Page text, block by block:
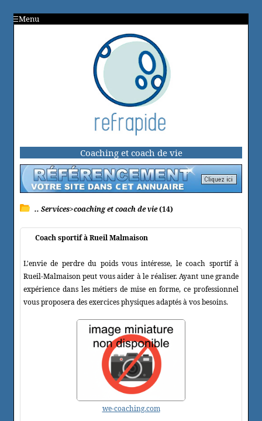
Menu
Coaching et coach de vie
.. Services>coaching et coach de vie(14)
Coach sportif à Rueil Malmaison
L'envie de perdre du poids vous intéresse, le coach sportif à
Rueil-Malmaison peut vous aider à le réaliser. Ayant une grande
expérience dans les métiers de mise en forme, ce professionnel
vous proposera des exercices physiques adaptés à vos besoins.
we-coaching.com